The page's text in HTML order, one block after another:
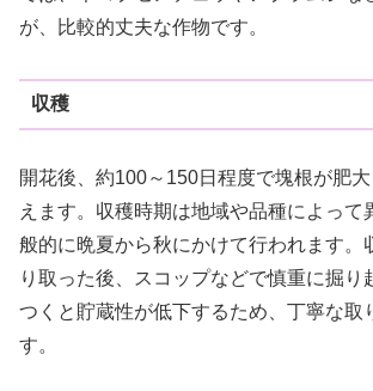
が、比較的丈夫な作物です。
収穫
開花後、約100～150日程度で塊根が肥
えます。収穫時期は地域や品種によって
般的に晩夏から秋にかけて行われます。
り取った後、スコップなどで慎重に掘り
つくと貯蔵性が低下するため、丁寧な取
す。